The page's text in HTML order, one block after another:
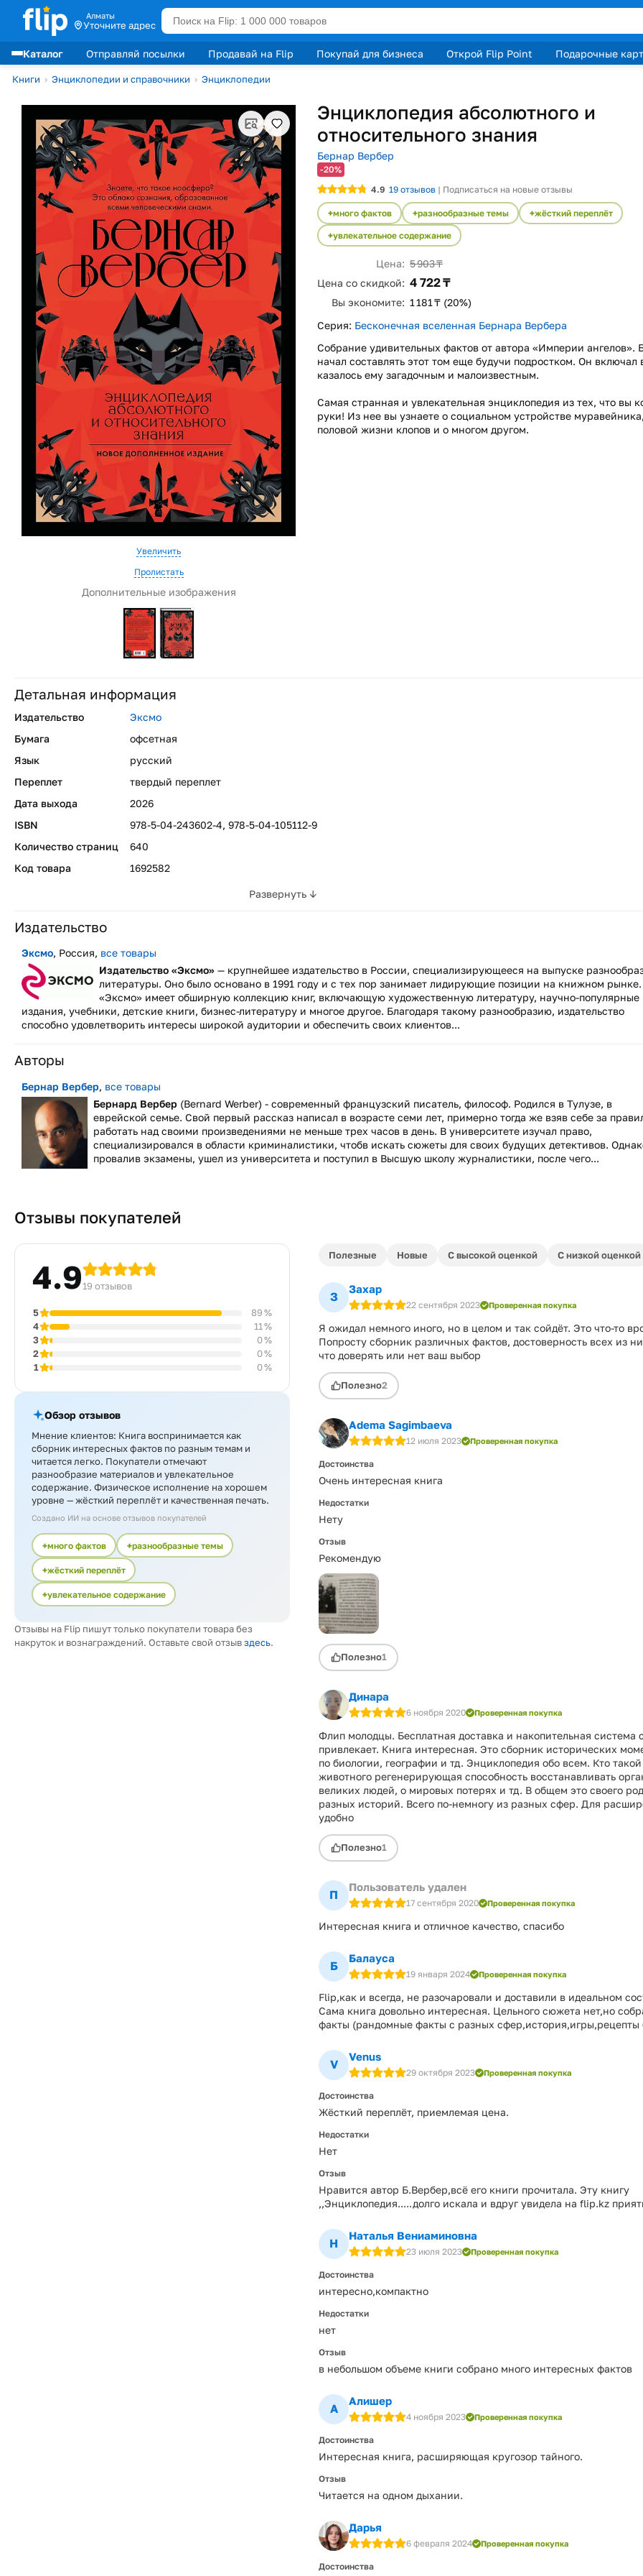
Алматы
Уточните адрес
Каталог Отправляй посылки Продавай на Flip Покупай для бизнеса Открой Flip Point Подарочные
Лидеры продаж
Книги › Энциклопедии и справочники › Энциклопедии
Увеличить
Пролистать
Дополнительные изображения
Энциклопедия абсолютного и
относительного знания
Бернар Вербер
-20%
4.9 19 отзывов | Подписаться на новые отзывы
много фактов разнообразные темы жёсткий переплёт
увлекательное содержание
Цена: 5 903 ₸
Цена со скидкой: 4 722 ₸
Вы экономите: 1 181 ₸ (20%)
Серия: Бесконечная вселенная Бернара Вербера
Собрание удивительных фактов от автора «Империи ангелов».
начал составлять этот том еще будучи подростком. Он включал
казалось ему загадочным и малоизвестным.
Самая странная и увлекательная энциклопедия из тех, что вы
руки! Из нее вы узнаете о социальном устройстве
половой жизни клопов и о многом другом.
Детальная информация
Развернуть ↓
Издательство
Эксмо
Бумага
офсетная
Язык
русский
Переплет
твердый переплет
Дата выхода
2026
ISBN
978-5-04-243602-4, 978-5-04-105112-9
Количество страниц
640
Код товара
1692582
Издательство
Эксмо, Россия, все товары
Издательство «Эксмо» — крупнейшее издательство в России, специализирующееся на выпуске
литературы. Оно было основано в 1991 году и с тех пор занимает лидирующие позиции на книжном рынке.
«Эксмо» имеет обширную коллекцию книг, включающую художественную литературу, научно-популярные
издания, учебники, детские книги, бизнес-литературу и многое другое. Благодаря такому разнообразию, издательство
способно удовлетворить интересы широкой аудитории и обеспечить своих клиентов...
Авторы
Бернар Вербер, все товары
Бернард Вербер (Bernard Werber) - современный французский писатель, философ. Родился в Тулузе, в
еврейской семье. Свой первый рассказ написал в возрасте семи лет, примерно тогда же взяв себе за
работать над своими произведениями не меньше трех часов в день. В университете изучал право,
специализировался в области криминалистики, чтобв искать сюжеты для своих будущих детективов.
провалив экзамены, ушел из университета и поступил в Высшую школу журналистики, после чего...
Отзывы покупателей
4.919 отзывов
5
89 %
4
11 %
3
0 %
2
0 %
1
0 %
Обзор отзывов
Мнение клиентов: Книга воспринимается как
сборник интересных фактов по разным темам и
читается легко. Покупатели отмечают
разнообразие материалов и увлекательное
содержание. Физическое исполнение на хорошем
уровне — жёсткий переплёт и качественная печать.
Создано ИИ на основе отзывов покупателей
много фактов разнообразные темы
жёсткий переплёт
увлекательное содержание
Отзывы на Flip пишут только покупатели товара без
накруток и вознаграждений. Оставьте свой отзывздесь.
Полезные Новые С высокой оценкой С низкой оценкой
З
Захар
22 сентября 2023 Проверенная покупка
Я ожидал немного иного, но в целом и так сойдёт. Это что-то
Попросту сборник различных фактов, достоверность всех из
что доверять или нет ваш выбор
Полезно2
Adema Sagimbaeva
12 июля 2023 Проверенная покупка
Достоинства
Очень интересная книга
Недостатки
Нету
Отзыв
Рекомендую
Полезно1
Динара
6 ноября 2020 Проверенная покупка
Флип молодцы. Бесплатная доставка и накопительная система
привлекает. Книга интересная. Это сборник исторических
по биологии, географии и тд. Энциклопедия обо всем. Кто
животного регенерирующая способность восстанавливать
великих людей, о мировых потерях и тд. В общем это своего
разных историй. Всего по-немногу из разных сфер. Для
удобно
Полезно1
П
Пользователь удален
17 сентября 2020 Проверенная покупка
Интересная книга и отличное качество, спасибо
Б
Балауса
19 января 2024 Проверенная покупка
Flip,как и всегда, не разочаровали и доставили в идеальном
Сама книга довольно интересная. Цельного сюжета нет,но
факты (рандомные факты с разных сфер,история,игры,рецепты
V
Venus
29 октября 2023 Проверенная покупка
Достоинства
Жёсткий переплёт, приемлемая цена.
Недостатки
Нет
Отзыв
Нравится автор Б.Вербер,всё его книги прочитала. Эту книгу
,,Энциклопедия.....долго искала и вдруг увидела на flip.kz
Н
Наталья Вениаминовна
23 июля 2023 Проверенная покупка
Достоинства
интересно,компактно
Недостатки
нет
Отзыв
в небольшом объеме книги собрано много интересных фактов
А
Алишер
4 ноября 2023 Проверенная покупка
Достоинства
Интересная книга, расширяющая кругозор тайного.
Отзыв
Читается на одном дыхании.
Дарья
6 февраля 2024 Проверенная покупка
Достоинства